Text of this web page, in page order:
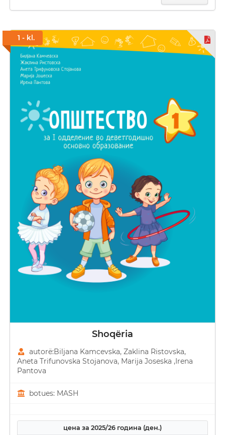
1 - kl.
Shoqëria
autorë:Biljana Kamcevska, Zaklina Ristovska,
Aneta Trifunovska Stojanova, Marija Joseska ,Irena
Pantova
botues: MASH
цена за 2025/26 година (ден.)